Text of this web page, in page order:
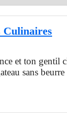
Culinaires
et ton gentil
sans